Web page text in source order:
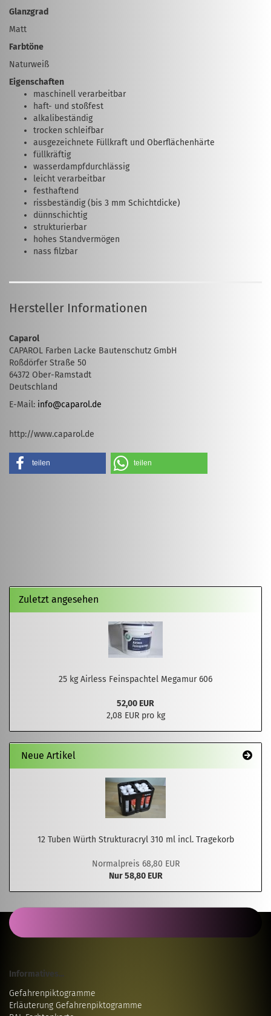
Glanzgrad
Matt
Farbtöne
Naturweiß
Eigenschaften
maschinell verarbeitbar
haft- und stoßfest
alkalibeständig
trocken schleifbar
ausgezeichnete Füllkraft und Oberflächenhärte
füllkräftig
wasserdampfdurchlässig
leicht verarbeitbar
festhaftend
rissbeständig (bis 3 mm Schichtdicke)
dünnschichtig
strukturierbar
hohes Standvermögen
nass filzbar
Hersteller Informationen
Caparol
CAPAROL Farben Lacke Bautenschutz GmbH
Roßdörfer Straße 50
64372 Ober-Ramstadt
Deutschland
E-Mail: info@caparol.de
http://www.caparol.de
teilen teilen
Zuletzt angesehen
25 kg Airless Feinspachtel Megamur 606
52,00 EUR
2,08 EUR pro kg
Neue Artikel
12 Tuben Würth Strukturacryl 310 ml incl. Tragekorb
Normalpreis 68,80 EUR
Nur 58,80 EUR
Informatives...
Gefahrenpiktogramme
Erläuterung Gefahrenpiktogramme